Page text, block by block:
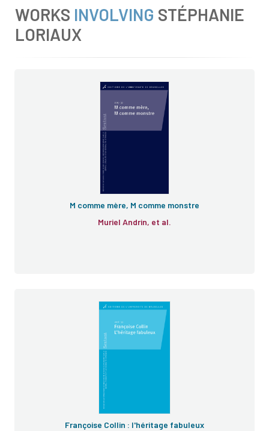
WORKS INVOLVING STÉPHANIE
LORIAUX
M comme mère, M comme monstre
Muriel Andrin, et al.
Françoise Collin : l'héritage fabuleux